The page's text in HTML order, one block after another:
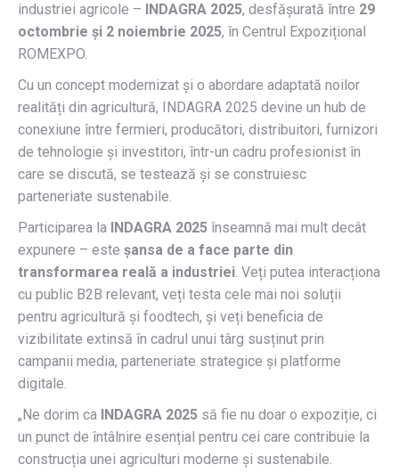
industriei agricole – INDAGRA 2025, desfășurată între 29
octombrie și 2 noiembrie 2025, în Centrul Expozițional
ROMEXPO.
Cu un concept modernizat și o abordare adaptată noilor
realități din agricultură, INDAGRA 2025 devine un hub de
conexiune între fermieri, producători, distribuitori, furnizori
de tehnologie și investitori, într-un cadru profesionist în
care se discută, se testează și se construiesc
parteneriate sustenabile.
Participarea la INDAGRA 2025 înseamnă mai mult decât
expunere – este șansa de a face parte din
transformarea reală a industriei. Veți putea interacționa
cu public B2B relevant, veți testa cele mai noi soluții
pentru agricultură și foodtech, și veți beneficia de
vizibilitate extinsă în cadrul unui târg susținut prin
campanii media, parteneriate strategice și platforme
digitale.
„Ne dorim ca INDAGRA 2025 să fie nu doar o expoziție, ci
un punct de întâlnire esențial pentru cei care contribuie la
construcția unei agriculturi moderne și sustenabile.